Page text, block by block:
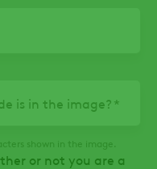
is in the image?
shown in the image.
or not you are a